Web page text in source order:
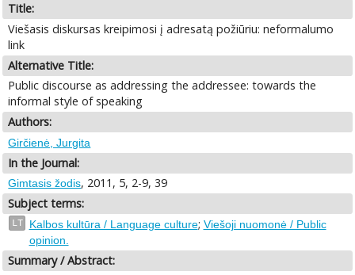
Title:
Viešasis diskursas kreipimosi į adresatą požiūriu: neformalumo
link
Alternative Title:
Public discourse as addressing the addressee: towards the
informal style of speaking
Authors:
Girčienė, Jurgita
In the Journal:
Gimtasis žodis, 2011, 5, 2-9, 39
Subject terms:
LT Kalbos kultūra / Language culture; Viešoji nuomonė / Public
opinion.
Summary / Abstract: